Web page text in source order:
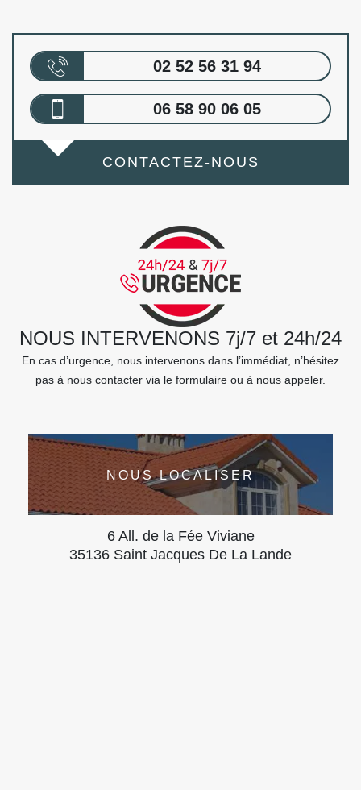
02 52 56 31 94
06 58 90 06 05
CONTACTEZ-NOUS
NOUS INTERVENONS 7j/7 et 24h/24
En cas d’urgence, nous intervenons dans l’immédiat, n’hésitez
pas à nous contacter via le formulaire ou à nous appeler.
NOUS LOCALISER
6 All. de la Fée Viviane
35136 Saint Jacques De La Lande